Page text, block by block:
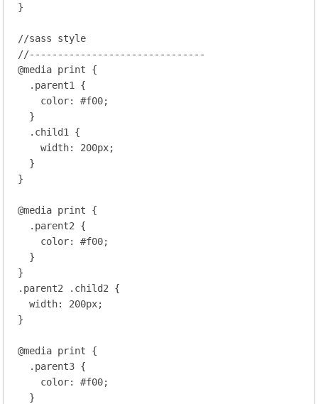
}
//sass style
//-------------------------------
@media print {
.parent1
{
color: #f00;
  }
.child1
{
width: 200px;
  }
}
@media print {
.parent2 {
color: #f00;
  }
.parent2
.child2 {
width: 200px;
}
@media print {
.parent3 {
color: #f00;
  }